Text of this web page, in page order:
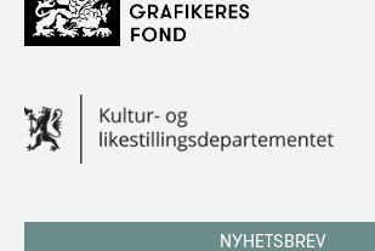
NYHETSBREV